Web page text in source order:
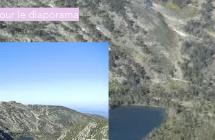
le diaporama